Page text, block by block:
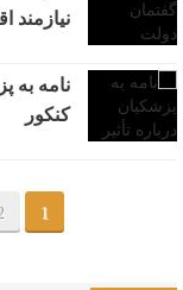
نیازمند
نامه به
کنکور
1